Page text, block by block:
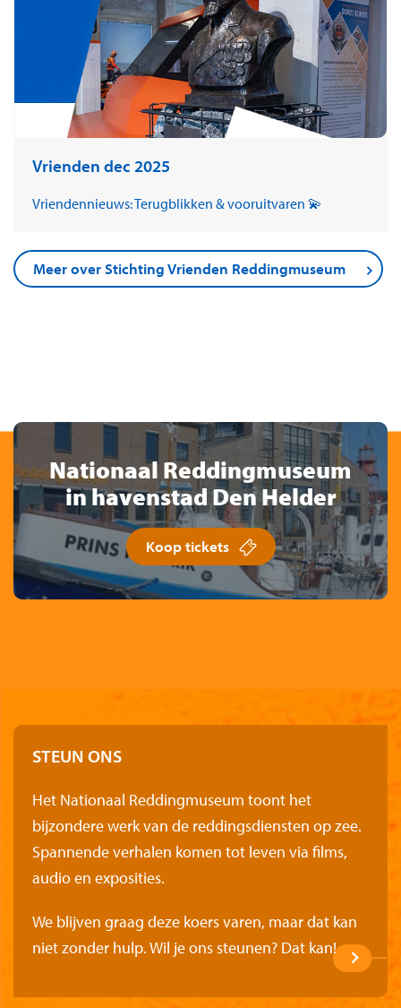
Vrienden dec 2025
Vriendennieuws: Terugblikken & vooruitvaren 💫
Meer over Stichting Vrienden Reddingmuseum
Nationaal Reddingmuseum
in havenstad Den Helder
Koop tickets
STEUN ONS
Het Nationaal Reddingmuseum toont het
bijzondere werk van de reddingsdiensten op zee.
Spannende verhalen komen tot leven via films,
audio en exposities.
We blijven graag deze koers varen, maar dat kan
niet zonder hulp. Wil je ons steunen? Dat kan!